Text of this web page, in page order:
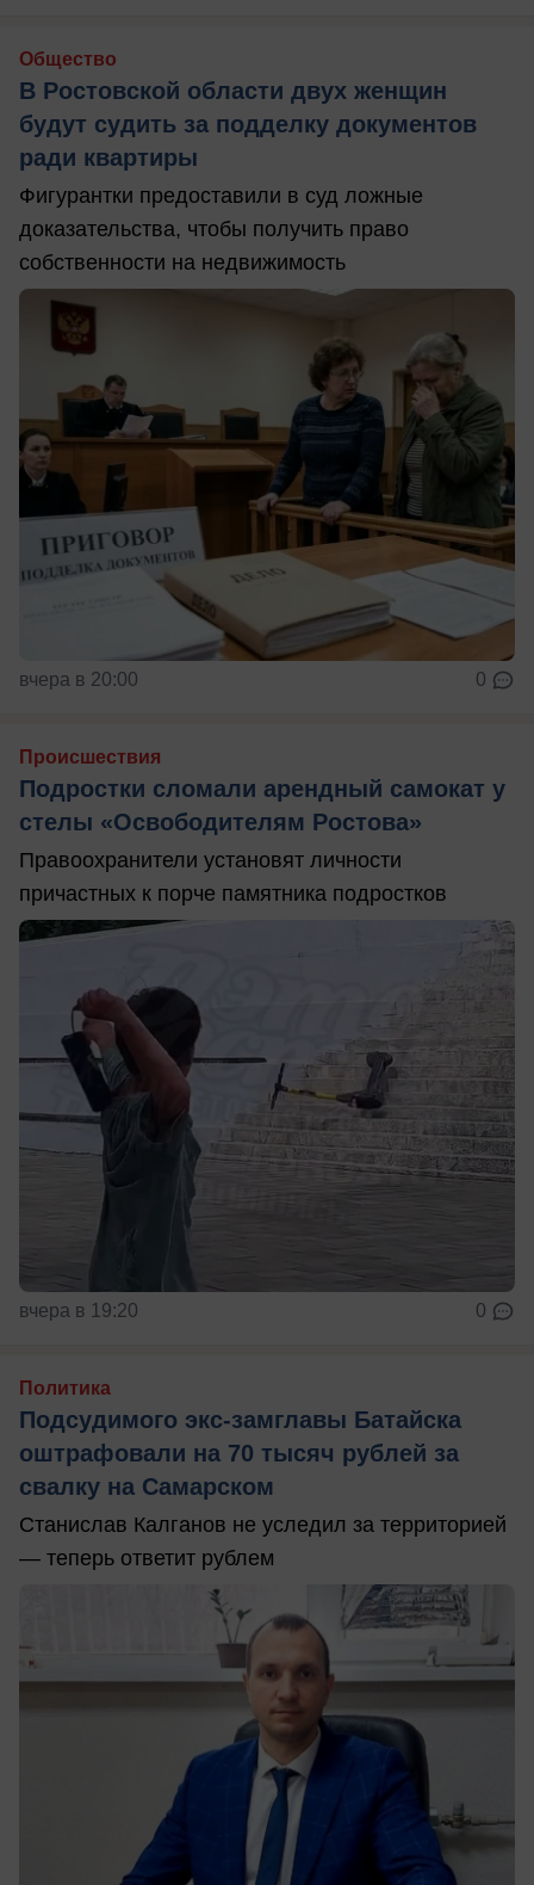
Общество
В Ростовской области двух женщин
будут судить за подделку документов
ради квартиры
Фигурантки предоставили в суд ложные
доказательства, чтобы получить право
собственности на недвижимость
вчера в 20:00 0
Происшествия
Подростки сломали арендный самокат у
стелы «Освободителям Ростова»
Правоохранители установят личности
причастных к порче памятника подростков
вчера в 19:20 0
Политика
Подсудимого экс-замглавы Батайска
оштрафовали на 70 тысяч рублей за
свалку на Самарском
Станислав Калганов не уследил за территорией
— теперь ответит рублем